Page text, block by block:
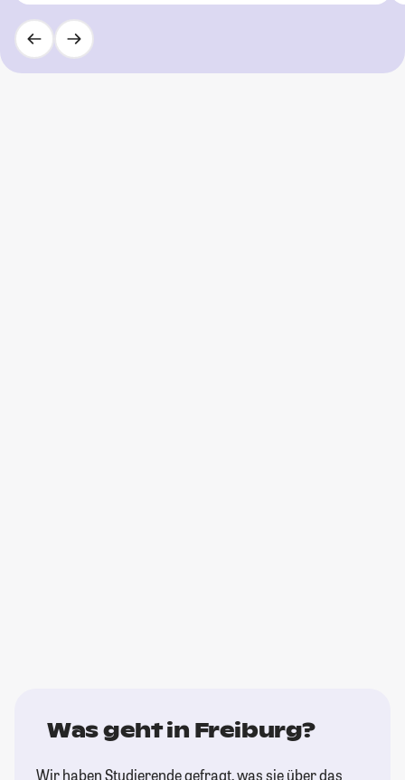
Was geht in Freiburg?
Wir haben Studierende gefragt, was sie über das